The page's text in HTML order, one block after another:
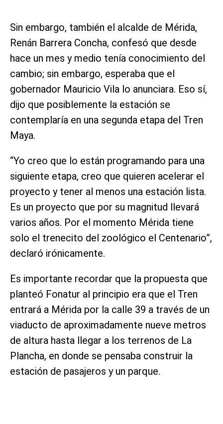
Sin embargo, también el alcalde de Mérida,
Renán Barrera Concha, confesó que desde
hace un mes y medio tenía conocimiento del
cambio; sin embargo, esperaba que el
gobernador Mauricio Vila lo anunciara. Eso sí,
dijo que posiblemente la estación se
contemplaría en una segunda etapa del Tren
Maya.
“Yo creo que lo están programando para una
siguiente etapa, creo que quieren acelerar el
proyecto y tener al menos una estación lista.
Es un proyecto que por su magnitud llevará
varios años. Por el momento Mérida tiene
solo el trenecito del zoológico el Centenario”,
declaró irónicamente.
Es importante recordar que la propuesta que
planteó Fonatur al principio era que el Tren
entrará a Mérida por la calle 39 a través de un
viaducto de aproximadamente nueve metros
de altura hasta llegar a los terrenos de La
Plancha, en donde se pensaba construir la
estación de pasajeros y un parque.